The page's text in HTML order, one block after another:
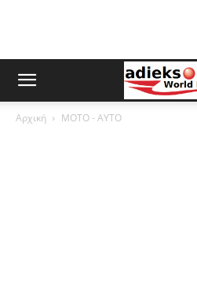
Αρχική ΜOTO - AYTO